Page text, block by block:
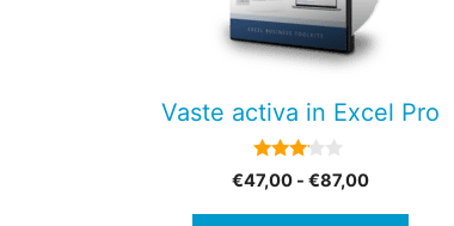
Vaste activa in Excel Pro
3.00
van 5
€47,00 - €87,00Prijsklasse:
worden
productpagina